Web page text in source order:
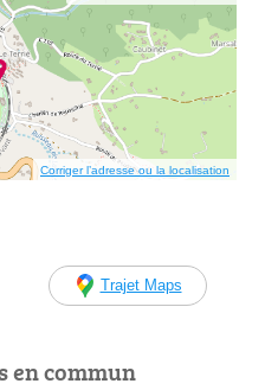
Corriger l’adresse ou la localisation
Trajet Maps
en commun